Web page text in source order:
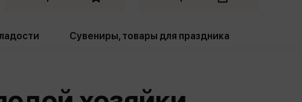
Сувениры, товары для праздника